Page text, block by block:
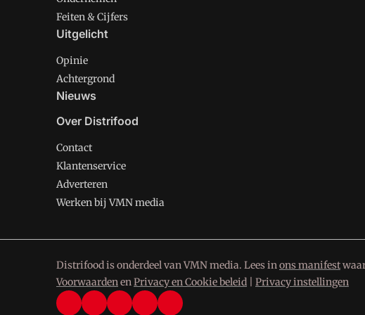
Feiten & Cijfers
Uitgelicht
Opinie
Achtergrond
Nieuws
Over Distrifood
Contact
Klantenservice
Adverteren
Werken bij VMN media
Distrifood is onderdeel van VMN media. Lees inons manifest
VoorwaardenenPrivacy en Cookie beleid Privacy instellingen